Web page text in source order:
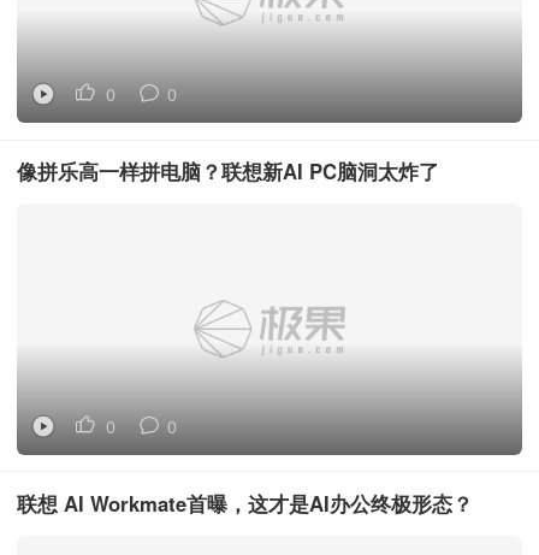
0 0
像拼乐高一样拼电脑？联想新AI PC脑洞太炸了
0 0
联想 AI Workmate首曝，这才是AI办公终极形态？